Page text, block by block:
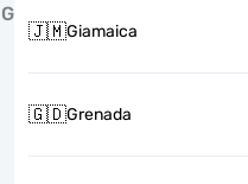
G
🇯🇲Giamaica
🇬🇩Grenada